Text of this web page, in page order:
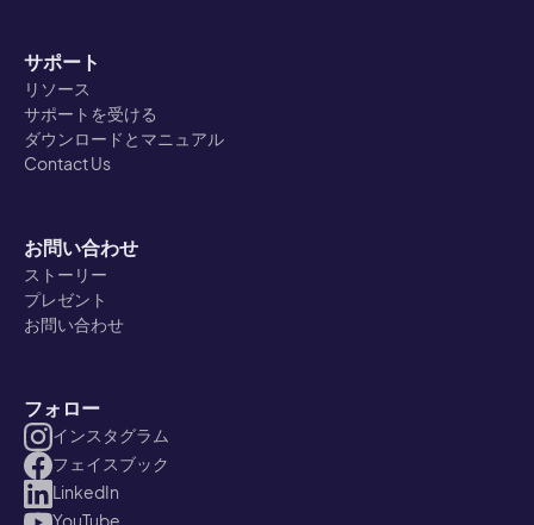
サポート
リソース
サポートを受ける
ダウンロードとマニュアル
Contact Us
お問い合わせ
ストーリー
プレゼント
お問い合わせ
フォロー
インスタグラム
フェイスブック
LinkedIn
YouTube